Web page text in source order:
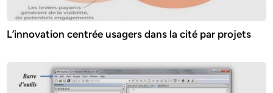
L’innovation centrée usagers dans la cité par projets